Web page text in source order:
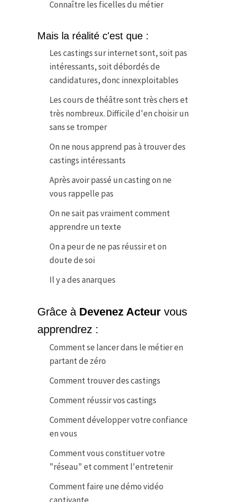
Connaître les ficelles du métier
Mais la réalité c'est que :
Les castings sur internet sont, soit pas
intéressants, soit débordés de
candidatures, donc innexploitables
Les cours de théâtre sont très chers et
très nombreux. Difficile d'en choisir un
sans se tromper
On ne nous apprend pas à trouver des
castings intéressants
Après avoir passé un casting on ne
vous rappelle pas
On ne sait pas vraiment comment
apprendre un texte
On a peur de ne pas réussir et on
doute de soi
Il y a des anarques
Grâce à Devenez Acteur vous
apprendrez :
Comment se lancer dans le métier en
partant de zéro
Comment trouver des castings
Comment réussir vos castings
Comment développer votre confiance
en vous
Comment vous constituer votre
"réseau" et comment l'entretenir
Comment faire une démo vidéo